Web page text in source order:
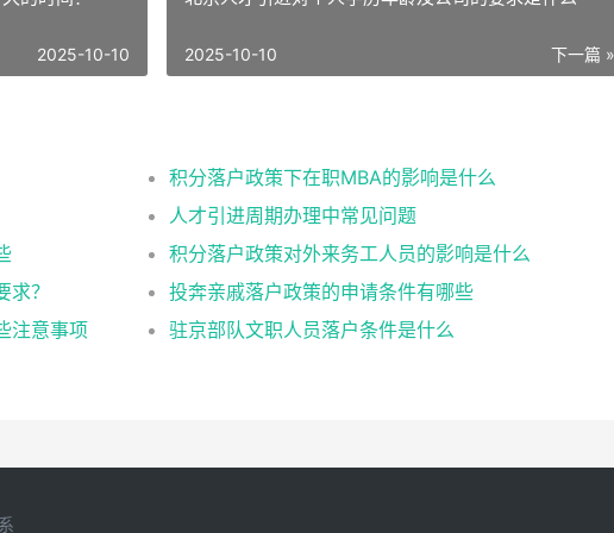
2025-10-10 下一篇 »
2025-10-10
积分落户政策下在职MBA的影响是什么
人才引进周期办理中常见问题
积分落户政策对外来务工人员的影响是什么
？
投奔亲戚落户政策的申请条件有哪些
注意事项
驻京部队文职人员落户条件是什么